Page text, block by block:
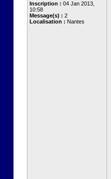
Inscription : 04 Jan 2013,
10:58
Message(s) : 2
Localisation : Nantes